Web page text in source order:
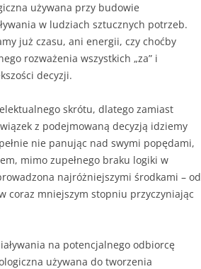
używana przy budowie
w ludziach sztucznych potrzeb.
już czasu, ani energii, czy choćby
rozważenia wszystkich „za” i
decyzji.
skrótu, dlatego zamiast
z podejmowaną decyzją idziemy
nie panując nad swymi popędami,
mimo zupełnego braku logiki w
najróżniejszymi środkami – od
coraz mniejszym stopniu przyczyniając
na potencjalnego odbiorcę
używana do tworzenia